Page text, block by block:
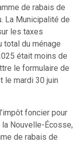
de rabais de
La Municipalité de
les taxes
total du ménage
était moins de
le formulaire de
le mardi 30 juin
foncier pour
Nouvelle-Écosse,
de rabais de